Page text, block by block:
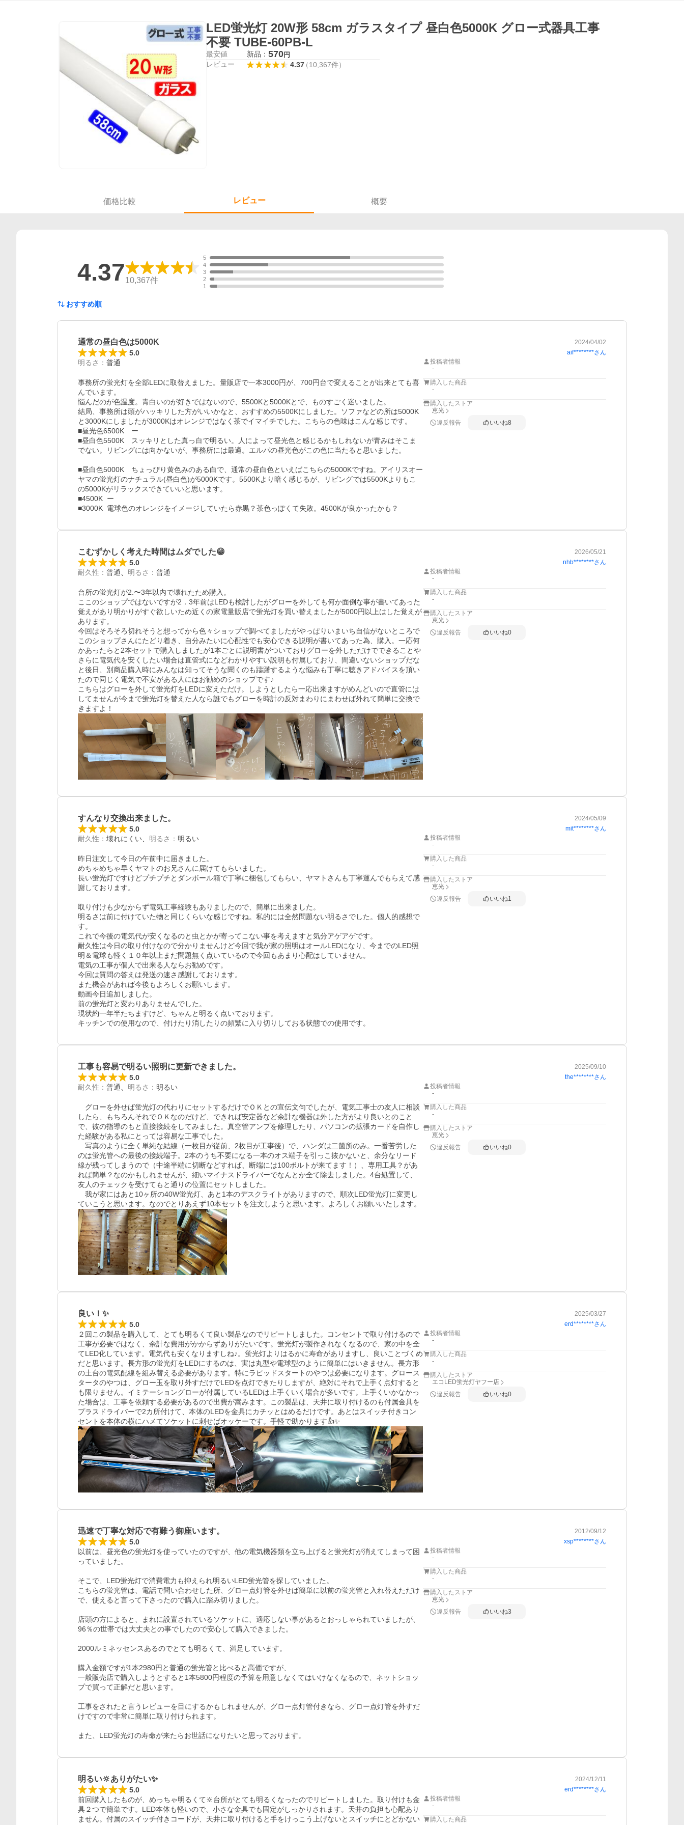
LED蛍光灯 20W形 58cm ガラスタイプ 昼白色5000K グロー式器具工事
不要 TUBE-60PB-L
最安値 新品： 570円
レビュー 4.37（10,367件）
価格比較 レビュー 概要
4.3710,367件
5
4
3
2
1
おすすめ順
通常の昼白色は5000K 2024/04/02
5.0 aif********さん
明るさ ： 普通
事務所の蛍光灯を全部LEDに取替えました。量販店で一本3000円が、700円台で変えることが出来とても喜
んでいます。
悩んだのが色温度。青白いのが好きではないので、5500Kと5000Kとで、ものすごく迷いました。
結局、事務所は頭がハッキリした方がいいかなと、おすすめの5500Kにしました。ソファなどの所は5000K
と3000Kにしましたが3000Kはオレンジではなく茶でイマイチでした。こちらの色味はこんな感じです。
■昼光色6500K　ー
■昼白色5500K　スッキリとした真っ白で明るい。人によって昼光色と感じるかもしれないが青みはそこま
でない。リビングには向かないが、事務所には最適。エルパの昼光色がこの色に当たると思いました。
■昼白色5000K　ちょっぴり黄色みのある白で、通常の昼白色といえばこちらの5000Kですね。アイリスオー
ヤマの蛍光灯のナチュラル(昼白色)が5000Kです。5500Kより暗く感じるが、リビングでは5500Kよりもこ
の5000Kがリラックスできていいと思います。
■4500K  ー
投稿者情報
-
購入した商品
-
購入したストア
恵光
違反報告
いいね8
こむずかしく考えた時間はムダでした😁 2026/05/21
5.0 nhb********さん
耐久性 ： 普通 明るさ ： 普通
台所の蛍光灯が2.〜3年以内で壊れたため購入。
ここのショップではないですが2．3年前はLEDも検討したがグローを外しても何か面倒な事が書いてあった
覚えがあり明かりがすぐ欲しいため近くの家電量販店で蛍光灯を買い替えましたが5000円以上はした覚えが
あります。
今回はそろそろ切れそうと想ってから色々ショップで調べてましたがやっぱりいまいち自信がないところで
このショップさんにたどり着き、自分みたいに心配性でも安心できる説明が書いてあった為、購入。一応何
かあったらと2本セットで購入しましたが1本ごとに説明書がついておりグローを外しただけでできることや
さらに電気代を安くしたい場合は直管式になどわかりやすい説明も付属しており、間違いないショップだな
と後日、別商品購入時にみんなは知ってそうな聞くのも躊躇するような悩みも丁寧に聴きアドバイスを頂い
たので同じく電気で不安がある人にはお勧めのショップです♪
こちらはグローを外して蛍光灯をLEDに変えただけ。しようとしたら一応出来ますがめんどいので直管には
してませんが今まで蛍光灯を替えた人なら誰でもグローを時計の反対まわりにまわせば外れて簡単に交換で
きますよ！
投稿者情報
-
購入した商品
-
購入したストア
恵光
違反報告
いいね0
すんなり交換出来ました。 2024/05/09
5.0 mit********さん
耐久性 ： 壊れにくい 明るさ ： 明るい
昨日注文して今日の午前中に届きました。
めちゃめちゃ早くヤマトのお兄さんに届けてもらいました。
長い蛍光灯ですけどプチプチとダンボール箱で丁寧に梱包してもらい、ヤマトさんも丁寧運んでもらえて感
謝しております。
取り付けも少なからず電気工事経験もありましたので、簡単に出来ました。
明るさは前に付けていた物と同じくらいな感じですね。私的には全然問題ない明るさでした。個人的感想で
す。
これで今後の電気代が安くなるのと虫とかが寄ってこない事を考えますと気分アゲアゲです。
耐久性は今日の取り付けなので分かりませんけど今回で我が家の照明はオールLEDになり、今までのLED照
明＆電球も軽く１０年以上まだ問題無く点いているので今回もあまり心配はしていません。
電気の工事が個人で出来る人ならお勧めです。
今回は質問の答えは発送の速さ感謝しております。
また機会があれば今後もよろしくお願いします。
動画今日追加しました。
前の蛍光灯と変わりありませんでした。
現状約一年半たちますけど、ちゃんと明るく点いております。
キッチンでの使用なので、付けたり消したりの頻繁に入り切りしておる状態での使用です。
投稿者情報
-
購入した商品
-
購入したストア
恵光
違反報告
いいね1
工事も容易で明るい照明に更新できました。 2025/09/10
5.0 the********さん
耐久性 ： 普通 明るさ ： 明るい
グローを外せば蛍光灯の代わりにセットするだけでＯＫとの宣伝文句でしたが、電気工事士の友人に相談
したら、もちろんそれでＯＫなのだけど、できれば安定器など余計な機器は外した方がより良いとのこと
で、彼の指導のもと直接接続をしてみました。真空管アンプを修理したり、パソコンの拡張カードを自作し
た経験がある私にとっては容易な工事でした。
写真のように全く単純な結線（一枚目が従前、2枚目が工事後）で、ハンダは二箇所のみ。一番苦労した
のは蛍光管への最後の接続端子。2本のうち不要になる一本のオス端子を引っこ抜かないと、余分なリード
線が残ってしまうので（中途半端に切断などすれば、断端には100ボルトが来てます！）、専用工具？があ
れば簡単？なのかもしれませんが、細いマイナスドライバーでなんとか全て除去しました。4台処置して、
友人のチェックを受けてもと通りの位置にセットしました。
我が家にはあと10ヶ所の40W蛍光灯、あと1本のデスクライトがありますので、順次LED蛍光灯に変更し
ていこうと思います。なのでとりあえず10本セットを注文しようと思います。よろしくお願いいたします。
投稿者情報
-
購入した商品
-
購入したストア
恵光
違反報告
いいね0
良い！✨ 2025/03/27
5.0 erd********さん
２回この製品を購入して、とても明るくて良い製品なのでリピートしました。コンセントで取り付けるので
工事が必要ではなく、余計な費用がかからずありがたいです。蛍光灯が製作されなくなるので、家の中を全
てLED化しています。電気代も安くなりますしね♪。蛍光灯よりはるかに寿命がありますし、良いことづくめ
だと思います。長方形の蛍光灯をLEDにするのは、実は丸型や電球型のように簡単にはいきません。長方形
の土台の電気配線を組み替える必要があります。特にラピッドスタートのやつは必要になります。グロース
タータのやつは、グロー玉を取り外すだけでLEDを点灯できたりしますが、絶対にそれで上手く点灯すると
も限りません。イミテーショングローが付属しているLEDは上手くいく場合が多いです。上手くいかなかっ
た場合は、工事を依頼する必要があるので出費が嵩みます。この製品は、天井に取り付けるのも付属金具を
プラスドライバーで2カ所付けて、本体のLEDを金具にカチッとはめるだけです。あとはスイッチ付きコン
セントを本体の横にハメてソケットに刺せばオッケーです。手軽で助かります👍✨
投稿者情報
-
購入した商品
-
購入したストア
エコLED蛍光灯ヤフー店
違反報告
いいね0
迅速で丁寧な対応で有難う御座います。 2012/09/12
5.0 xsp********さん
以前は、昼光色の蛍光灯を使っていたのですが、他の電気機器類を立ち上げると蛍光灯が消えてしまって困
っていました。
そこで、LED蛍光灯で消費電力も抑えられ明るいLED蛍光管を探していました。
こちらの蛍光管は、電話で問い合わせした所、グロー点灯管を外せば簡単に以前の蛍光管と入れ替えただけ
で、使えると言って下さったので購入に踏み切りました。
店頭の方によると、まれに設置されているソケットに、適応しない事があるとおっしゃられていましたが、
96％の世帯では大丈夫との事でしたので安心して購入できました。
2000ルミネッセンスあるのでとても明るくて、満足しています。
購入金額ですが1本2980円と普通の蛍光管と比べると高価ですが、
一般販売店で購入しようとすると1本5800円程度の予算を用意しなくてはいけなくなるので、ネットショッ
プで買って正解だと思います。
工事をされたと言うレビューを目にするかもしれませんが、グロー点灯管付きなら、グロー点灯管を外すだ
けですので非常に簡単に取り付けられます。
また、LED蛍光灯の寿命が来たらお世話になりたいと思っております。
投稿者情報
-
購入した商品
-
購入したストア
恵光
違反報告
いいね3
明るい🔆ありがたい✨ 2024/12/11
5.0 erd********さん
前回購入したものが、めっちゃ明るくて🔆台所がとても明るくなったのでリピートしました。取り付けも金
具２つで簡単です。LED本体も軽いので、小さな金具でも固定がしっかりされます。天井の負担も心配あり
ません。付属のスイッチ付きコードが、天井に取り付けると手をけっこう上げないとスイッチにとどかない
投稿者情報
-
購入した商品